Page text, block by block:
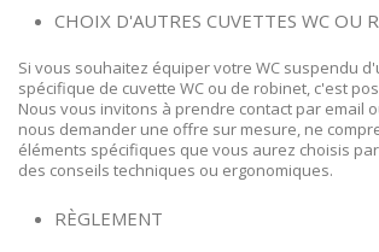
CHOIX D'AUTRES CUVETTES WC OU
Si vous souhaitez équiper votre WC suspendu
spécifique de cuvette WC ou de robinet, c'est
Nous vous invitons à prendre contact par email
nous demander une offre sur mesure, ne
éléments spécifiques que vous aurez choisis
des conseils techniques ou ergonomiques.
RÈGLEMENT